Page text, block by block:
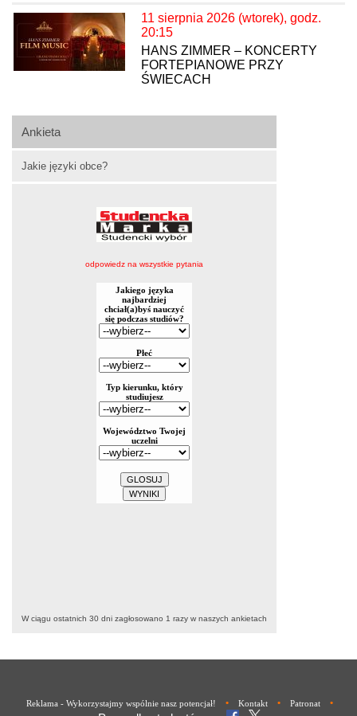
Ankieta
Jakie języki obce?
odpowiedz na wszystkie pytania
W ciągu ostatnich 30 dni zagłosowano 1 razy w naszych ankietach
11 sierpnia 2026 (wtorek), godz.
20:15
HANS ZIMMER – KONCERTY
FORTEPIANOWE PRZY
ŚWIECACH
Reklama - Wykorzystajmy wspólnie nasz potencjał! • Kontakt • Patronat •